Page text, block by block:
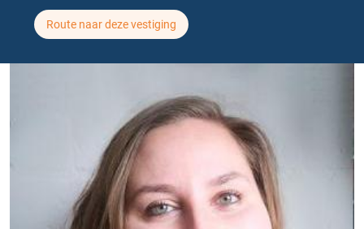
Route naar deze vestiging